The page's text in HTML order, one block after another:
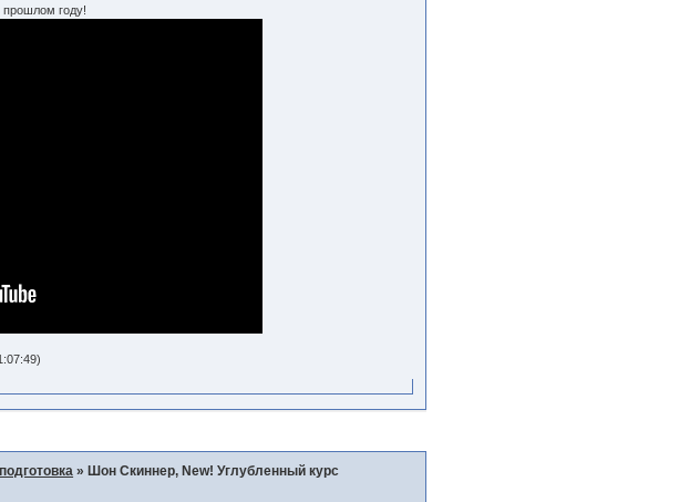
прошлом году!
» Шон Скиннер, New! Углубленный курс